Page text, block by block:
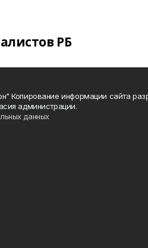
РБ
Копирование информации сайта
администрации.
данных